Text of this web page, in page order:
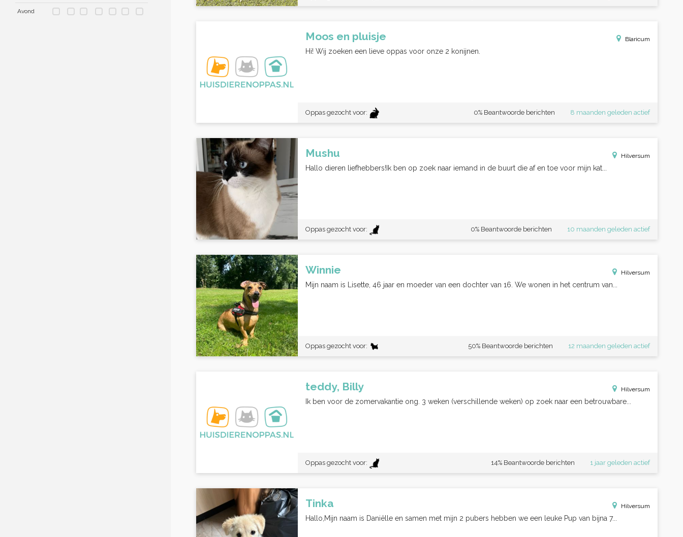
Avond
Moos en pluisje Blaricum
Hi! Wij zoeken een lieve oppas voor onze 2 konijnen.
Oppas gezocht voor: 8 maanden geleden actief
0% Beantwoorde berichten
Mushu Hilversum
Hallo dieren liefhebbers!Ik ben op zoek naar iemand in de buurt die af en toe voor mijn kat...
Oppas gezocht voor: 10 maanden geleden actief
0% Beantwoorde berichten
Winnie Hilversum
Mijn naam is Lisette, 46 jaar en moeder van een dochter van 16. We wonen in het centrum van...
Oppas gezocht voor: 12 maanden geleden actief
50% Beantwoorde berichten
teddy, Billy Hilversum
Ik ben voor de zomervakantie ong. 3 weken (verschillende weken) op zoek naar een betrouwbare...
Oppas gezocht voor: 1 jaar geleden actief
14% Beantwoorde berichten
Tinka Hilversum
Hallo,Mijn naam is Daniëlle en samen met mijn 2 pubers hebben we een leuke Pup van bijna 7...